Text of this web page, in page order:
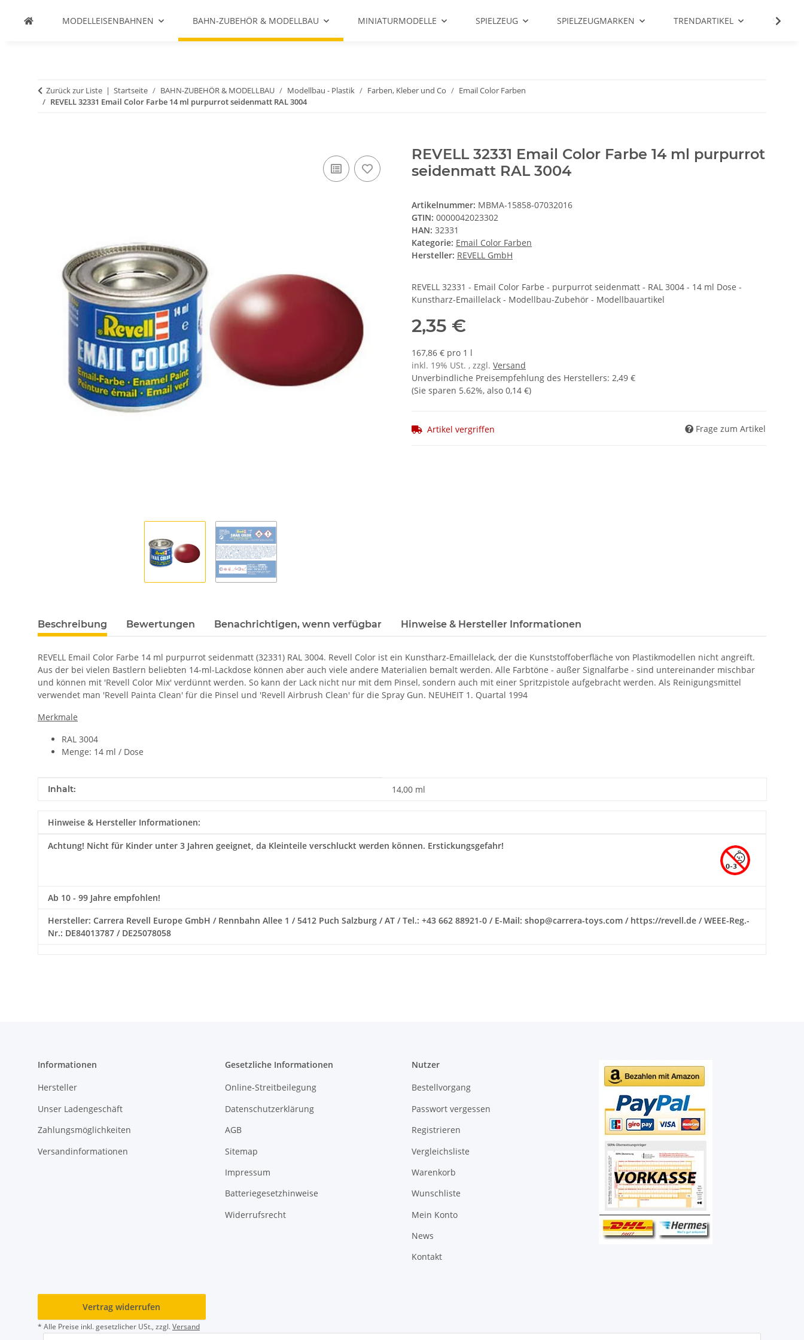
MODELLEISENBAHNEN BAHN-ZUBEHÖR & MODELLBAU MINIATURMODELLE SPIELZEUG SPIELZEUGMARKEN TRENDARTIKEL SALE %
Zurück zur Liste Startseite BAHN-ZUBEHÖR & MODELLBAU Modellbau - Plastik Farben, Kleber und Co
Email Color Farben
REVELL 32331 Email Color Farbe 14 ml purpurrot seidenmatt RAL 3004
REVELL 32331 Email Color Farbe 14 ml purpurrot
seidenmatt RAL 3004
Artikelnummer: MBMA-15858-07032016
GTIN: 0000042023302
HAN: 32331
Kategorie: Email Color Farben
Hersteller: REVELL GmbH
REVELL 32331 - Email Color Farbe - purpurrot seidenmatt - RAL 3004 - 14 ml Dose -
Kunstharz-Emaillelack - Modellbau-Zubehör - Modellbauartikel
2,35 €
167,86 € pro 1 l
inkl. 19% USt. , zzgl. Versand
Unverbindliche Preisempfehlung des Herstellers: 2,49 €
(Sie sparen 5.62%, also 0,14 €)
Artikel vergriffen Frage zum Artikel
Beschreibung Bewertungen Benachrichtigen, wenn verfügbar Hinweise & Hersteller Informationen
REVELL Email Color Farbe 14 ml purpurrot seidenmatt (32331) RAL 3004. Revell Color ist ein Kunstharz-Emaillelack, der die Kunststoffoberfläche von Plastikmodellen nicht angreift.
Aus der bei vielen Bastlern beliebten 14-ml-Lackdose können aber auch viele andere Materialien bemalt werden. Alle Farbtöne - außer Signalfarbe - sind untereinander mischbar
und können mit 'Revell Color Mix' verdünnt werden. So kann der Lack nicht nur mit dem Pinsel, sondern auch mit einer Spritzpistole aufgebracht werden. Als Reinigungsmittel
verwendet man 'Revell Painta Clean' für die Pinsel und 'Revell Airbrush Clean' für die Spray Gun. NEUHEIT 1. Quartal 1994
Merkmale
RAL 3004
Menge: 14 ml / Dose
Produkteigenschaft
Wert
Inhalt: 14,00 ml
Hinweise & Hersteller Informationen:
Achtung! Nicht für Kinder unter 3 Jahren geeignet, da Kleinteile verschluckt werden können. Erstickungsgefahr!
Ab 10 - 99 Jahre empfohlen!
Hersteller: Carrera Revell Europe GmbH / Rennbahn Allee 1 / 5412 Puch Salzburg / AT / Tel.: +43 662 88921-0 / E-Mail: shop@carrera-toys.com / https://revell.de / WEEE-Reg.-
Nr.: DE84013787 / DE25078058
Informationen
Hersteller
Unser Ladengeschäft
Zahlungsmöglichkeiten
Versandinformationen
Gesetzliche Informationen
Online-Streitbeilegung
Datenschutzerklärung
AGB
Sitemap
Impressum
Batteriegesetzhinweise
Widerrufsrecht
Nutzer
Bestellvorgang
Passwort vergessen
Registrieren
Vergleichsliste
Warenkorb
Wunschliste
Mein Konto
News
Kontakt
Vertrag widerrufen
* Alle Preise inkl. gesetzlicher USt., zzgl.Versand